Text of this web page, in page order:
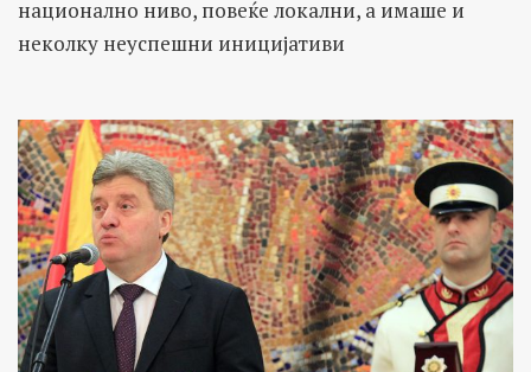
национално ниво, повеќе локални, а имаше и
неколку неуспешни иницијативи